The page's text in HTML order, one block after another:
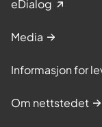
eDialog
Media
Informasjon for
Om nettstedet